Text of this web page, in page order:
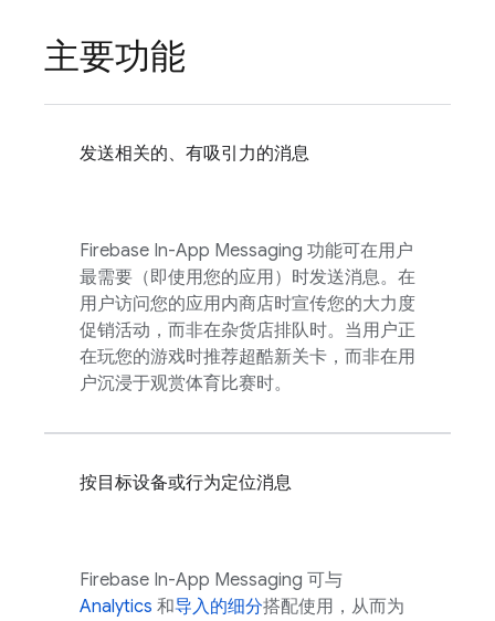
主要功能
发送相关的、有吸引力的消息
Firebase In-App Messaging 功能可在用户
最需要（即使用您的应用）时发送消息。在
用户访问您的应用内商店时宣传您的大力度
促销活动，而非在杂货店排队时。当用户正
在玩您的游戏时推荐超酷新关卡，而非在用
户沉浸于观赏体育比赛时。
按目标设备或行为定位消息
Firebase In-App Messaging 可与
Analytics 和导入的细分搭配使用，从而为